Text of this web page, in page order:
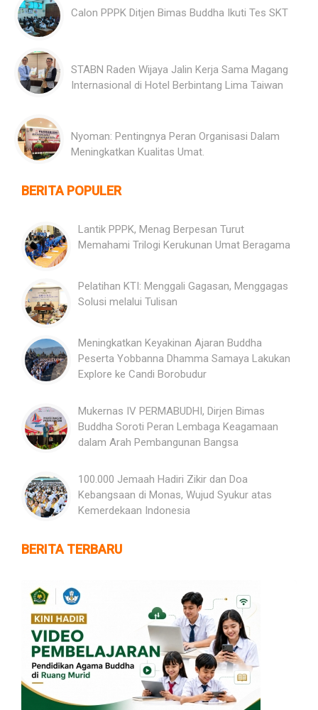
Calon PPPK Ditjen Bimas Buddha Ikuti Tes SKT
STABN Raden Wijaya Jalin Kerja Sama Magang
Internasional di Hotel Berbintang Lima Taiwan
Nyoman: Pentingnya Peran Organisasi Dalam
Meningkatkan Kualitas Umat.
BERITA POPULER
Lantik PPPK, Menag Berpesan Turut
Memahami Trilogi Kerukunan Umat Beragama
Pelatihan KTI: Menggali Gagasan, Menggagas
Solusi melalui Tulisan
Meningkatkan Keyakinan Ajaran Buddha
Peserta Yobbanna Dhamma Samaya Lakukan
Explore ke Candi Borobudur
Mukernas IV PERMABUDHI, Dirjen Bimas
Buddha Soroti Peran Lembaga Keagamaan
dalam Arah Pembangunan Bangsa
100.000 Jemaah Hadiri Zikir dan Doa
Kebangsaan di Monas, Wujud Syukur atas
Kemerdekaan Indonesia
BERITA TERBARU